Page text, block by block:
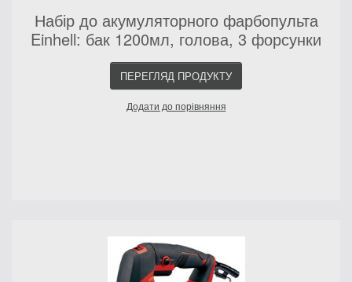
Набір до акумуляторного фарбопульта
Einhell: бак 1200мл, голова, 3 форсунки
ПЕРЕГЛЯД ПРОДУКТУ
Додати до порівняння